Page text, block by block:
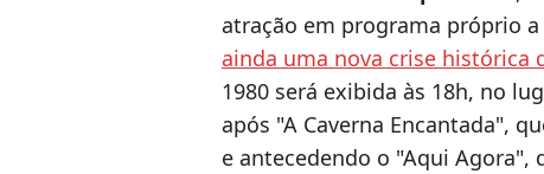
atração em programa próprio
ainda uma nova crise histórica
1980 será exibida às 18h, no
após "A Caverna Encantada",
e antecedendo o "Aqui Agora",